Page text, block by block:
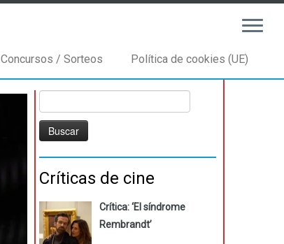
Concursos / Sorteos Política de cookies (UE)
Críticas de cine
Crítica: ‘El síndrome
Rembrandt’